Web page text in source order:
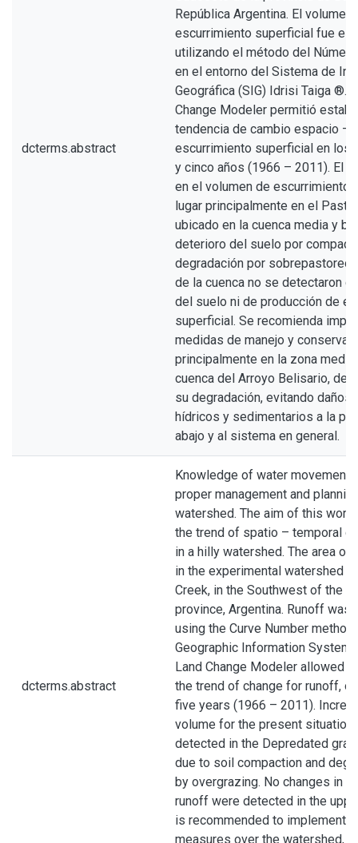
dcterms.abstract
República Argentina. El volumen
escurrimiento superficial fue
utilizando el método del Número
en el entorno del Sistema de
Geográfica (SIG) Idrisi Taiga ®.
Change Modeler permitió
tendencia de cambio espacio –
escurrimiento superficial en los
y cinco años (1966 – 2011). El
en el volumen de escurrimiento
lugar principalmente en el
ubicado en la cuenca media y
deterioro del suelo por
degradación por sobrepastoreo.
de la cuenca no se detectaron
del suelo ni de producción de
superficial. Se recomienda
medidas de manejo y
principalmente en la zona media
cuenca del Arroyo Belisario, de
su degradación, evitando daños
hídricos y sedimentarios a la
abajo y al sistema en general.
dcterms.abstract
Knowledge of water movement
proper management and
watershed. The aim of this
the trend of spatio – temporal
in a hilly watershed. The area of
in the experimental watershed
Creek, in the Southwest of the
province, Argentina. Runoff was
using the Curve Number method
Geographic Information System
Land Change Modeler allowed
the trend of change for runoff,
five years (1966 – 2011).
volume for the present situation
detected in the Depredated
due to soil compaction and
by overgrazing. No changes in
runoff were detected in the
is recommended to implement
measures over the watershed,